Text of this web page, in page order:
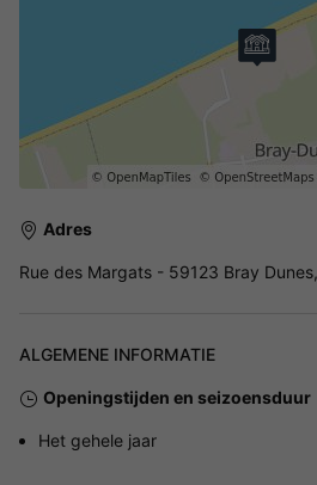
Adres
Rue des Margats - 59123 Bray
ALGEMENE INFORMATIE
Openingstijden en seizoensduur
Het gehele jaar